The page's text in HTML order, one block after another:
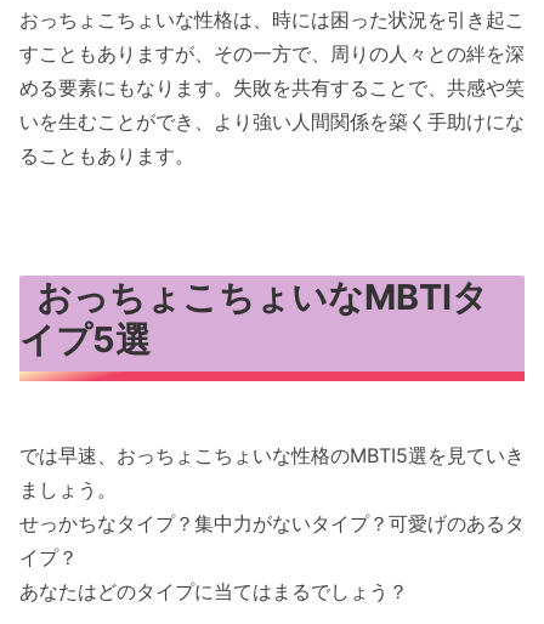
おっちょこちょいな性格は、時には困った状況を引き起こ
すこともありますが、その一方で、周りの人々との絆を深
める要素にもなります。失敗を共有することで、共感や笑
いを生むことができ、より強い人間関係を築く手助けにな
ることもあります。
おっちょこちょいなMBTIタ
イプ5選
では早速、おっちょこちょいな性格のMBTI5選を見ていき
ましょう。
せっかちなタイプ？集中力がないタイプ？可愛げのあるタ
イプ？
あなたはどのタイプに当てはまるでしょう？